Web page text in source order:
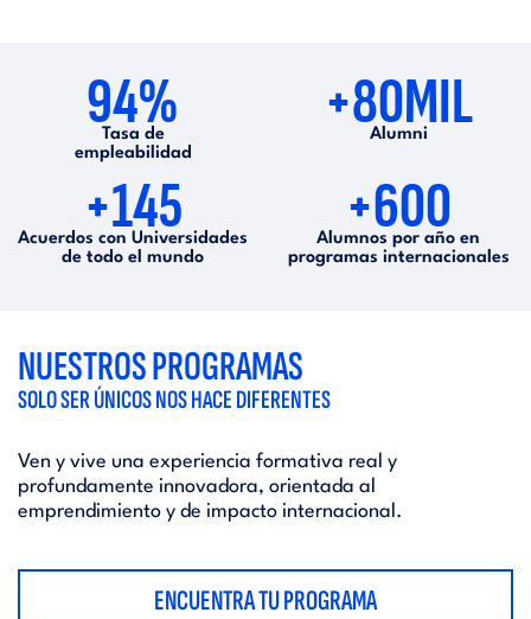
94%
Tasa de
empleabilidad
+80MIL
Alumni
+145
Acuerdos con Universidades
de todo el mundo
+600
Alumnos por año en
programas internacionales
NUESTROS PROGRAMAS
SOLO SER ÚNICOS NOS HACE DIFERENTES
Ven y vive una experiencia formativa real y
profundamente innovadora, orientada al
emprendimiento y de impacto internacional.
ENCUENTRA TU PROGRAMA